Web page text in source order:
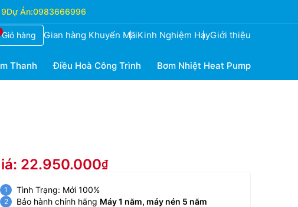
Dự Án:0983666996
Giỏ hàng Gian hàng Khuyến MãiKinh Nghiệm HayGiới thiệu
Thanh Điều Hoà Công Trình Bơm Nhiệt Heat Pump
22.950.000
Tình Trạng: Mới 100%
Bảo hành chính hãng Máy 1 năm, máy nén 5 năm